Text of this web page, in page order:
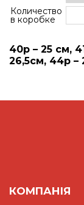
Количество
в коробке
40р – 25 см,
26,5см, 44р –
КОМПАНІЯ